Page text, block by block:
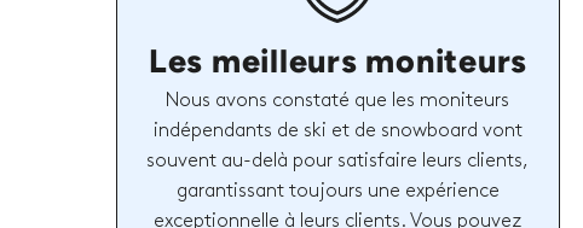
Les meilleurs moniteurs
Nous avons constaté que les moniteurs
indépendants de ski et de snowboard vont
souvent au-delà pour satisfaire leurs clients,
garantissant toujours une expérience
exceptionnelle à leurs clients. Vous pouvez